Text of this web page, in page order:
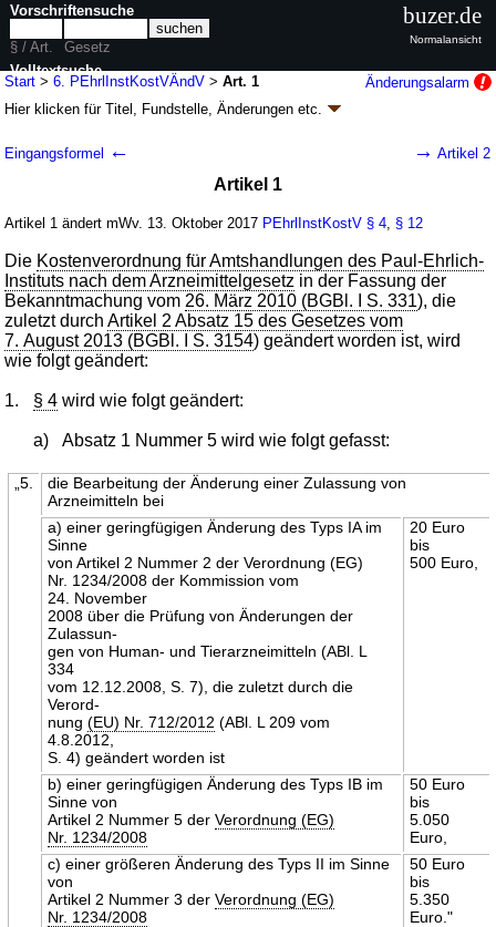
Start >6. PEhrlInstKostVÄndV >Art. 1
Änderungsalarm
Hier klicken fürTitel, Fundstelle, Änderungen etc.
der Kostenverordnung für Amtshandlungen
des Paul-Ehrlich-Instituts nach dem
Arzneimittelgesetz (6.
k.a.Abk.
V. v. 09.10.2017BGBl. I S. 3538(Nr. 67); Geltung ab 13.10.2017
1 Änderung
Eingangsformel ← → Artikel 2
Artikel 1
Artikel 1 ändert mWv. 13. Oktober 2017 PEhrlInstKostV § 4 § 12
Die Kostenverordnung für Amtshandlungen des Paul-Ehrlich-
Instituts nach dem Arzneimittelgesetz in der Fassung der
Bekanntmachung vom 26. März 2010 (BGBl. I S. 331), die
zuletzt durchArtikel 2 Absatz 15 des Gesetzes vom
7. August 2013 (BGBl. I S. 3154) geändert worden ist, wird
wie folgt geändert:
1. § 4 wird wie folgt geändert:
a) Absatz 1 Nummer 5 wird wie folgt gefasst:
„5.
die Bearbeitung der Änderung einer Zulassung von
Arzneimitteln bei
a) einer geringfügigen Änderung des Typs IA im
Sinne
von Artikel 2 Nummer 2 der Verordnung (EG)
Nr. 1234/2008 der Kommission vom
24. November
2008 über die Prüfung von Änderungen der
Zulassun-
gen von Human- und Tierarzneimitteln (ABl. L
334
vom 12.12.2008, S. 7), die zuletzt durch die
Verord-
nung (EU) Nr. 712/2012 (ABl. L 209 vom
4.8.2012,
S. 4) geändert worden ist
20 Euro
bis
500 Euro,
b) einer geringfügigen Änderung des Typs IB im
Sinne von
Artikel 2 Nummer 5 der Verordnung (EG)
Nr. 1234/2008
50 Euro
bis
5.050
Euro,
c) einer größeren Änderung des Typs II im Sinne
von
Artikel 2 Nummer 3 der Verordnung (EG)
Nr. 1234/2008
50 Euro
bis
5.350
Euro."
Vorschriftensuche
§ / Art.
Gesetz
Volltextsuche
nur in 6. PEhrlInstKostVÄndV
buzer.de
Normalansicht